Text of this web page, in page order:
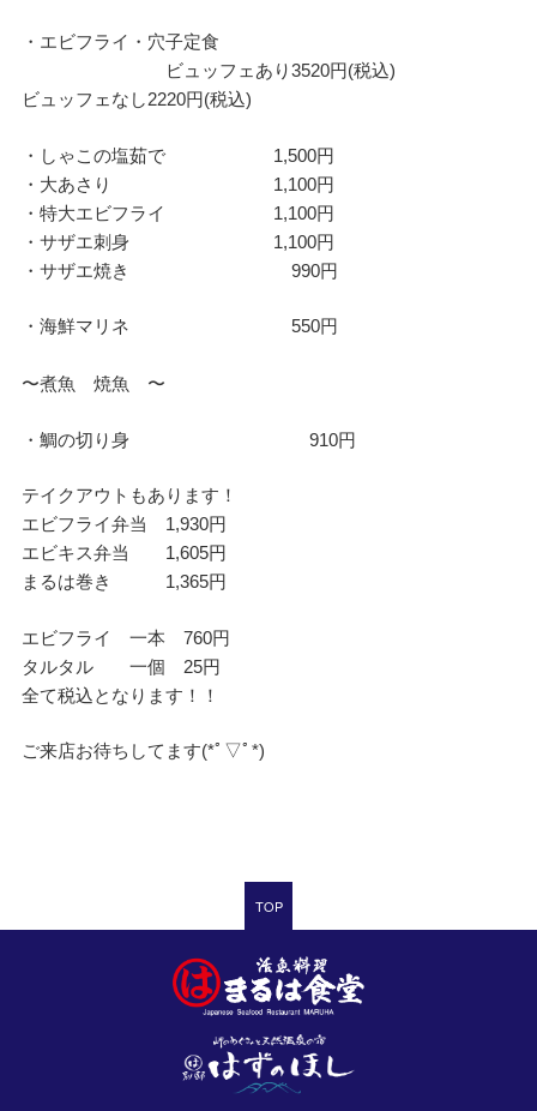
・エビフライ・穴子定食
ビュッフェあり3520円(税込)
ビュッフェなし2220円(税込)
・しゃこの塩茹で 1,500円
・大あさり 1,100円
・特大エビフライ 1,100円
・サザエ刺身 1,100円
・サザエ焼き 990円
・海鮮マリネ 550円
〜煮魚 焼魚 〜
・鯛の切り身 910円
テイクアウトもあります！
エビフライ弁当 1,930円
エビキス弁当 1,605円
まるは巻き 1,365円
エビフライ 一本 760円
タルタル 一個 25円
全て税込となります！！
ご来店お待ちしてます(*ﾟ▽ﾟ*)
TOP